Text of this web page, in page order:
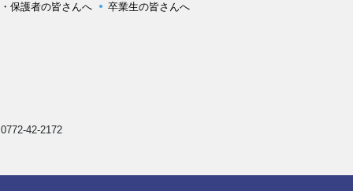
保護者の皆さんへ
卒業生の皆さんへ
42-2172